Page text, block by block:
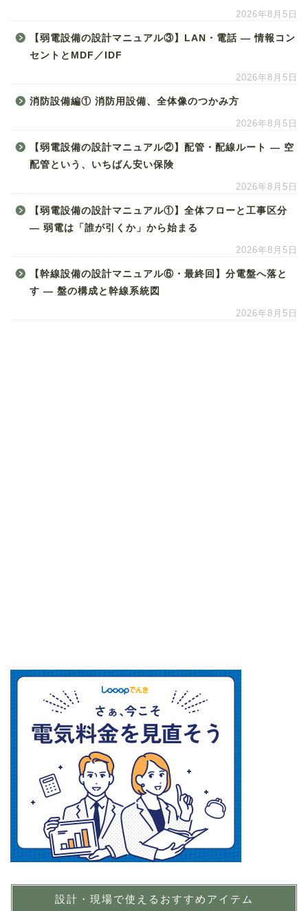
2026年8月5日
【弱電設備の設計マニュアル③】LAN・電話 ― 情報コン
セントとMDF／IDF
2026年8月5日
消防設備編① 消防用設備、全体像のつかみ方
2026年8月5日
【弱電設備の設計マニュアル②】配管・配線ルート ― 空
配管という、いちばん安い保険
2026年8月5日
【弱電設備の設計マニュアル①】全体フローと工事区分
― 弱電は「誰が引くか」から始まる
2026年8月5日
【幹線設備の設計マニュアル⑥・最終回】分電盤へ落と
す ― 盤の構成と幹線系統図
2026年8月5日
設計・現場で使えるおすすめアイテム